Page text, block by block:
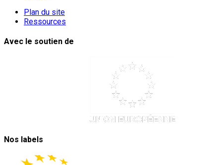
Plan du site
Ressources
Avec le soutien de
Nos labels